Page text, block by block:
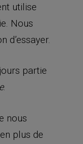
utilise
Nous
d’essayer.
partie
.
nous
plus de